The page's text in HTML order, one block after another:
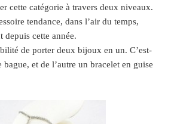
cette catégorie à travers deux niveaux.
tendance, dans l’air du temps,
depuis cette année.
de porter deux bijoux en un. C’est-
bague, et de l’autre un bracelet en guise